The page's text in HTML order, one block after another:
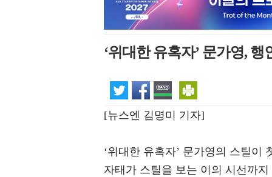
‘위대한 유혹자’ 문가영,
[뉴스엔 김명미 기자]
‘위대한 유혹자’ 문가영의 스틸이
자태가 스틸을 보는 이의 시선까